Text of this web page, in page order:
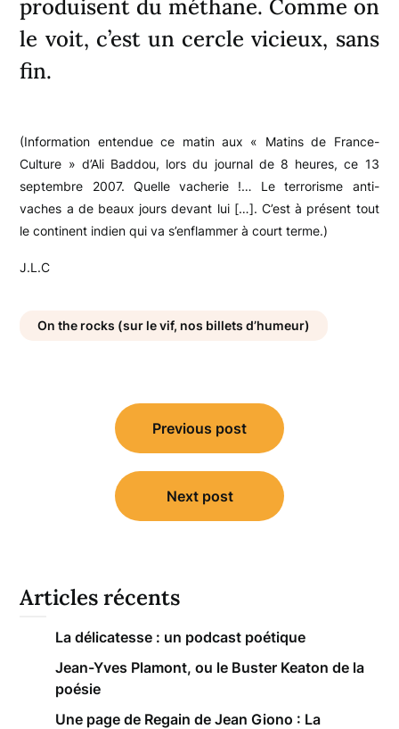
produisent du méthane. Comme on
le voit, c’est un cercle vicieux, sans
fin.
(Information entendue ce matin aux « Matins de France-
Culture » d’Ali Baddou, lors du journal de 8 heures, ce 13
septembre 2007. Quelle vacherie !… Le terrorisme anti-
vaches a de beaux jours devant lui […]. C’est à présent tout
le continent indien qui va s’enflammer à court terme.)
J.L.C
On the rocks (sur le vif, nos billets d’humeur)
Navigation
Previous post
Next post
Articles récents
La délicatesse : un podcast poétique
Jean-Yves Plamont, ou le Buster Keaton de la
poésie
Une page de Regain de Jean Giono : La